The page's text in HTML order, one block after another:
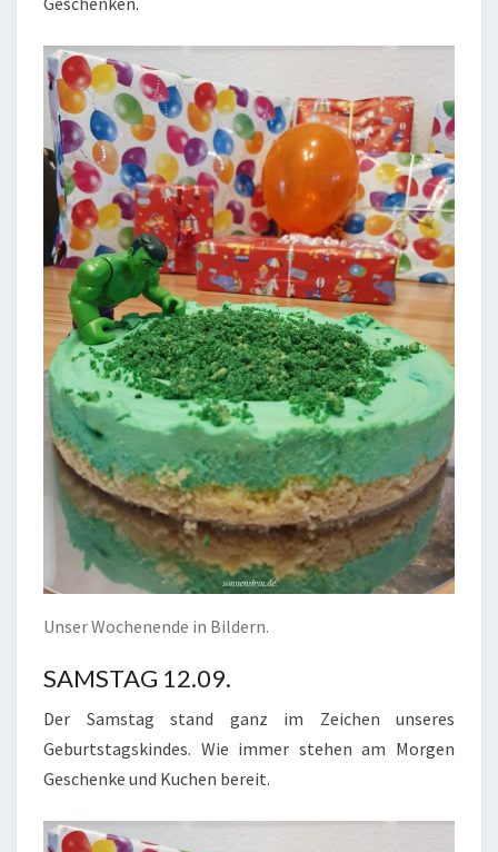
Unser Wochenende in Bildern.
SAMSTAG 12.09.
Der Samstag stand ganz im Zeichen unseres
Geburtstagskindes. Wie immer stehen am Morgen
Geschenke und Kuchen bereit.